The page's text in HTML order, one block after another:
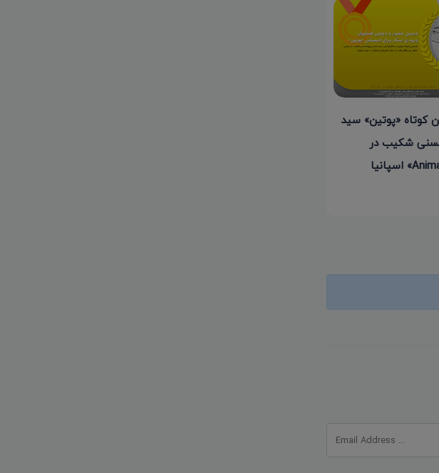
کوتاه «پوتین» سید
شکیب در